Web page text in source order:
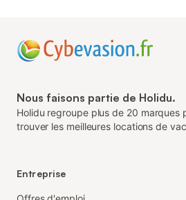
Nous faisons partie de Holidu.
Holidu regroupe plus de 20 marques
trouver les meilleures locations de
Entreprise